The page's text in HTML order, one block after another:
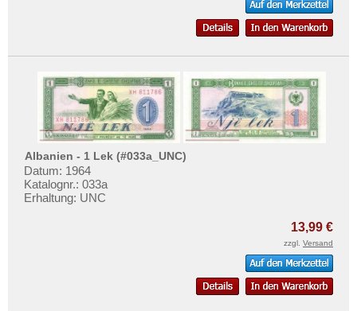
Albanien - 1 Lek (#033a_UNC)
Datum: 1964
Katalognr.: 033a
Erhaltung: UNC
13,99 €
zzgl. Versand